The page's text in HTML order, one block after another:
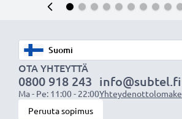
OTA YHTEYTTÄ
0800 918 243
Ma - Pe: 11:00 - 22:00
info@subtel.fi
Yhteydenottolomake
Peruuta sopimus